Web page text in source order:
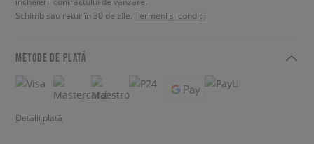
Schimb sau retur în 30 de zile. Termeni și condiții
METODE DE PLATĂ
Detalii plată